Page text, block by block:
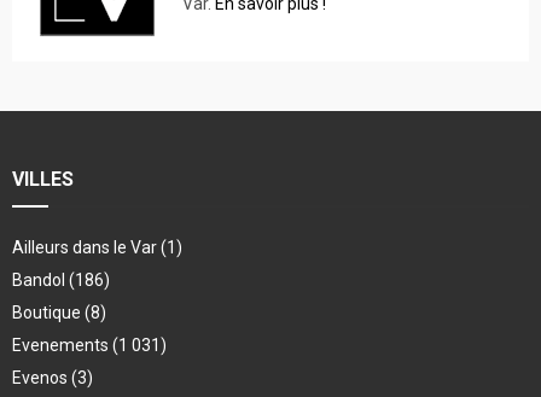
VILLES
Ailleurs dans le Var(1)
Bandol (186)
Boutique (8)
Evenements (1 031)
Evenos (3)